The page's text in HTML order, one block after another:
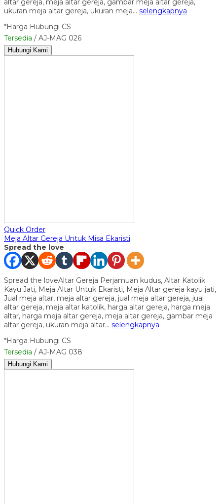
altar gereja, meja altar gereja, gambar meja altar gereja,
ukuran meja altar gereja, ukuran meja… selengkapnya
*Harga Hubungi CS
Tersedia / AJ-MAG 026
Hubungi Kami
Quick Order
Meja Altar Gereja Untuk Misa Ekaristi
Spread the love
Spread the loveAltar Gereja Perjamuan kudus, Altar Katolik
Kayu Jati, Meja Altar Untuk Ekaristi, Meja Altar gereja kayu jati,
Jual meja altar, meja altar gereja, jual meja altar gereja, jual
altar gereja, meja altar katolik, harga altar gereja, harga meja
altar, harga meja altar gereja, meja altar gereja, gambar meja
altar gereja, ukuran meja altar… selengkapnya
*Harga Hubungi CS
Tersedia / AJ-MAG 038
Hubungi Kami